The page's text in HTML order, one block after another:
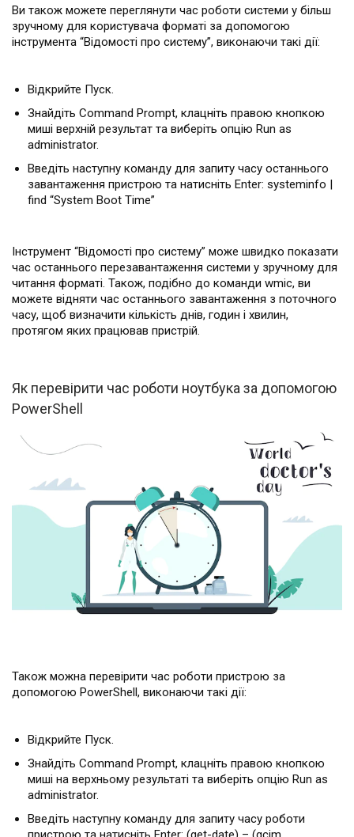
Ви також можете переглянути час роботи системи у більш
зручному для користувача форматі за допомогою
інструмента “Відомості про систему”, виконаючи такі дії:
Відкрийте Пуск.
Знайдіть Command Prompt, клацніть правою кнопкою
миші верхній результат та виберіть опцію Run as
administrator.
Введіть наступну команду для запиту часу останнього
завантаження пристрою та натисніть Enter: systeminfo |
find “System Boot Time”
Інструмент “Відомості про систему” може швидко показати
час останнього перезавантаження системи у зручному для
читання форматі. Також, подібно до команди wmic, ви
можете відняти час останнього завантаження з поточного
часу, щоб визначити кількість днів, годин і хвилин,
протягом яких працював пристрій.
Як перевірити час роботи ноутбука за допомогою
PowerShell
Також можна перевірити час роботи пристрою за
допомогою PowerShell, виконаючи такі дії:
Відкрийте Пуск.
Знайдіть Command Prompt, клацніть правою кнопкою
миші на верхньому результаті та виберіть опцію Run as
administrator.
Введіть наступну команду для запиту часу роботи